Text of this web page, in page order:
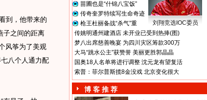
到，他带来的
子之间的距离
风筝为了美观
八个人通力配
苗圃也是“什锦八宝饭”
传奇奎罗特续写生命奇迹
枪王杜丽备战“杀气”重
刘翔竞选IOC委员
传姚明通州建酒店 未开业已受到热捧(图)
梦八出席慈善晚宴 为四川灾区筹款300万
大马“跳水公主”获赞誉 美丽更胜郭晶晶
国奥18人名单将进行调整 沈元龙有望复活
索普：菲尔普斯揽8金没戏 北京变化很大
博 客 推 荐